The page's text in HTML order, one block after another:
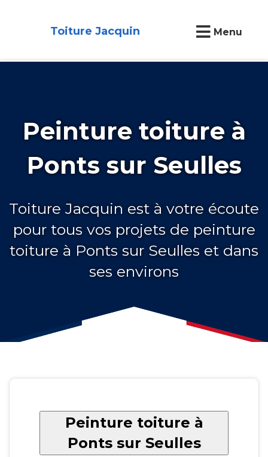
Toiture Jacquin Menu
Peinture toiture à
Ponts sur Seulles
Toiture Jacquin est à votre écoute
pour tous vos projets de peinture
toiture à Ponts sur Seulles et dans
ses environs
Peinture toiture à
Ponts sur Seulles